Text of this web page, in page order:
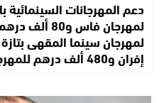
إفران و480 ألف درهم للمهرجان الدولي للفيلم…